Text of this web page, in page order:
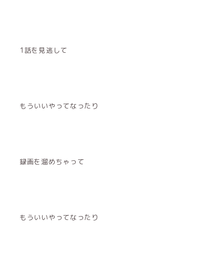
1話を見逃して
もういいやってなったり
録画を溜めちゃって
もういいやってなったり